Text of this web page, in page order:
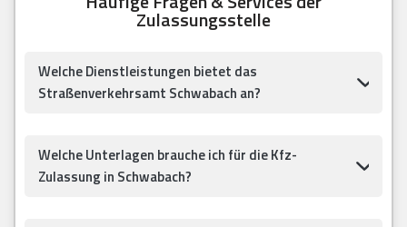
Zulassungsstelle
Welche Dienstleistungen bietet das
Straßenverkehrsamt Schwabach an?
Welche Unterlagen brauche ich für die Kfz-
Zulassung in Schwabach?